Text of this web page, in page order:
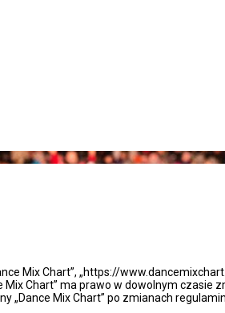
Mix Chart”, „https://
Chart” ma prawo w dowolnym
Mix Chart” po zmianach